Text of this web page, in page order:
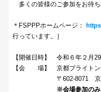
多くの皆様のご参加をお待ち
＊FSPPPホームページ：
行っています。］
【開催日時】 令和６年２月
【会 場】 京都ブライトン
〒602-8071 京都市上
※会場参加のみ